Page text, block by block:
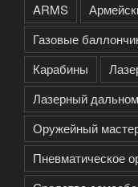
ARMS
Газовые
Карабины
Лазерный
Оружейный
Пневматическое